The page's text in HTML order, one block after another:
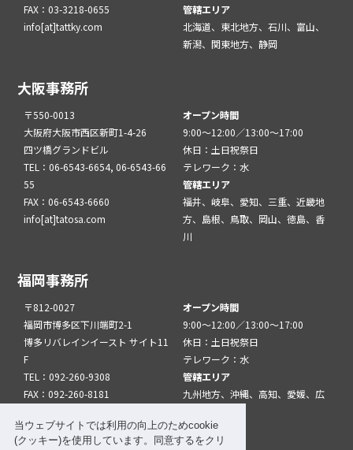
当ウェブサイトでは利用の向上のためcookie
(クッキー)を使用しています。同意するをクリ
FAX：03-3218-0655
info[at]tattky.com
管轄エリア
北海道、東北地方、石川、富山、
新潟、関東地方、静岡
大阪事務所
〒550-0013
大阪府大阪市西区新町1-4-26
四ツ橋グランドビル
TEL：06-6543-6654, 06-6543-66
55
FAX：06-6543-6660
info[at]tatosa.com
オープン時間
9:00～12:00／13:00～17:00
休日：土日祝祭日
テレワーク：水
管轄エリア
福井、岐阜、愛知、三重、近畿地
方、島根、鳥取、岡山、徳島、香
川
福岡事務所
〒812-0027
福岡市博多区下川端町2-1
博多リバレインイースト サイト11
F
TEL：092-260-9308
FAX：092-260-8181
オープン時間
9:00～12:00／13:00～17:00
休日：土日祝祭日
テレワーク：水
管轄エリア
九州地方、沖縄、高知、愛媛、広